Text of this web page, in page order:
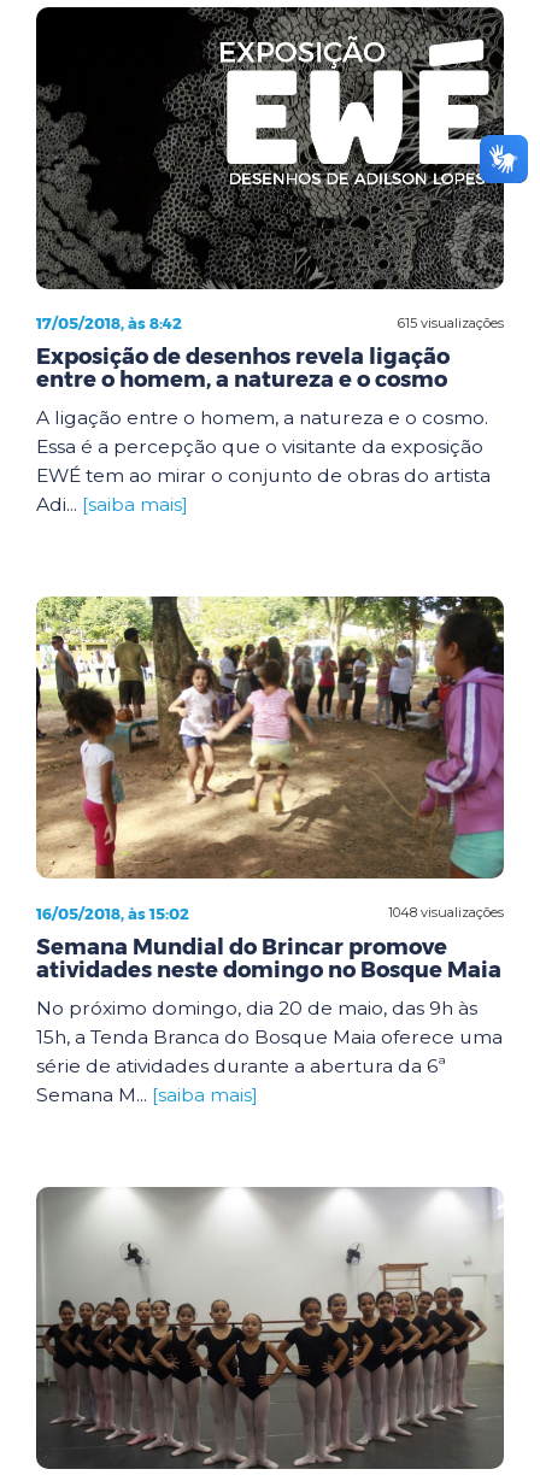
615 visualizações
17/05/2018, às 8:42
Exposição de desenhos revela ligação
entre o homem, a natureza e o cosmo
A ligação entre o homem, a natureza e o cosmo.
Essa é a percepção que o visitante da exposição
EWÉ tem ao mirar o conjunto de obras do artista
Adi... [saiba mais]
1048 visualizações
16/05/2018, às 15:02
Semana Mundial do Brincar promove
atividades neste domingo no Bosque Maia
No próximo domingo, dia 20 de maio, das 9h às
15h, a Tenda Branca do Bosque Maia oferece uma
série de atividades durante a abertura da 6ª
Semana M... [saiba mais]